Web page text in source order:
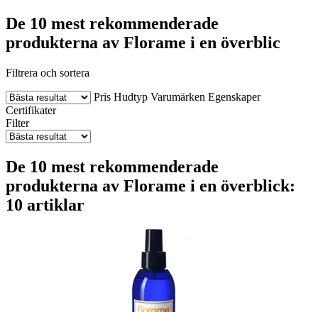
De 10 mest rekommenderade
produkterna av Florame i en överblic
Filtrera och sortera
Pris Hudtyp Varumärken Egenskaper
Certifikater
Filter
De 10 mest rekommenderade
produkterna av Florame i en överblick:
10 artiklar